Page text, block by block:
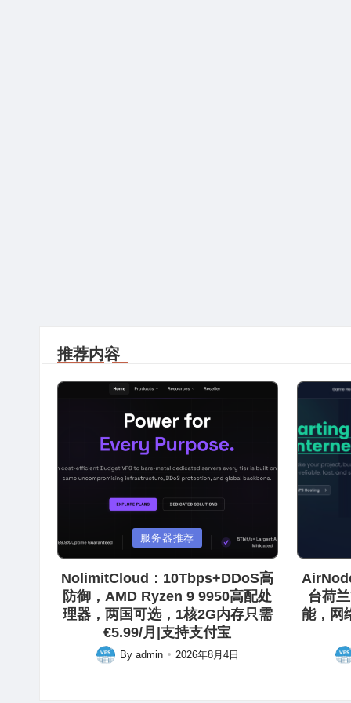
推荐内容
Posted
in
服务器推荐
NolimitCloud：10Tbps+DDoS高
防御，AMD Ryzen 9 9950高配处
理器，两国可选，1核2G内存只需
€5.99/月|支持支付宝
Posted
By admin 2026年8月4日
in
台荷
能，网